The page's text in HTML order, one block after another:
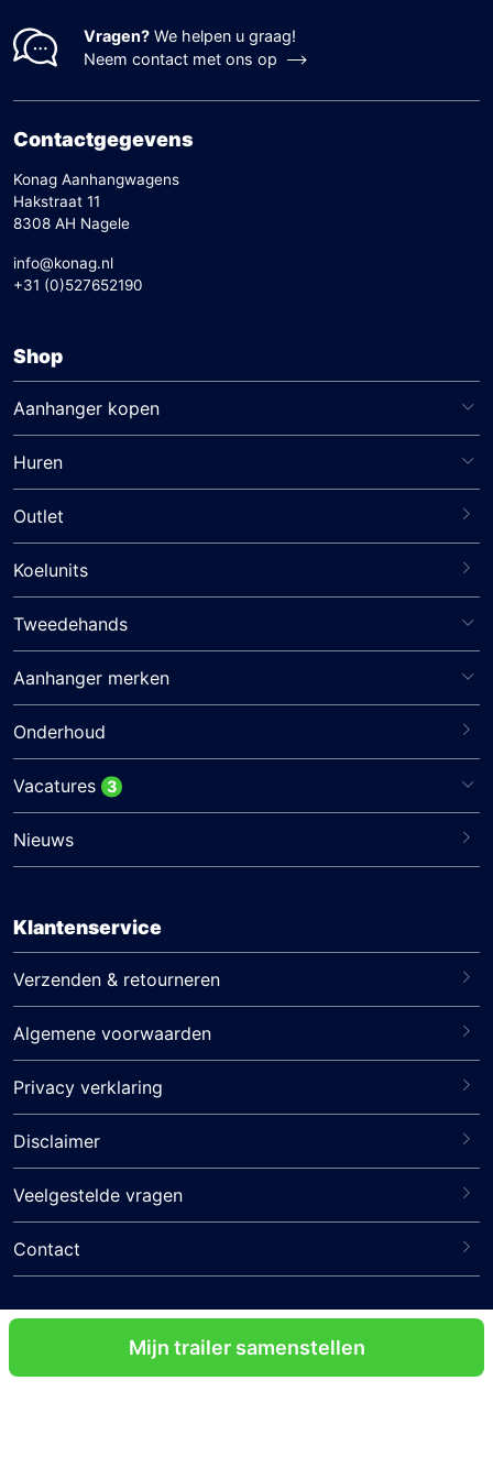
Mijn trailer samenstellen
Vragen? We helpen u graag!
Neem contact met ons op
Contactgegevens
Konag Aanhangwagens
Hakstraat 11
8308 AH Nagele
info@konag.nl
+31 (0)527652190
Shop
Aanhanger kopen
Huren
Outlet
Koelunits
Tweedehands
Aanhanger merken
Onderhoud
Vacatures 3
Nieuws
Klantenservice
Verzenden & retourneren
Algemene voorwaarden
Privacy verklaring
Disclaimer
Veelgestelde vragen
Contact
Volg ons